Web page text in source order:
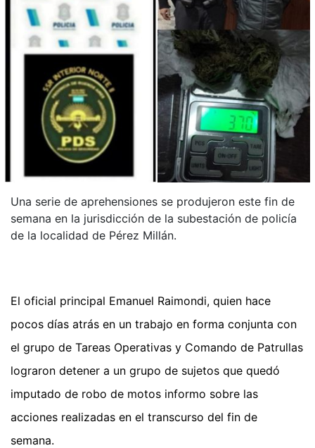
Una serie de aprehensiones se produjeron este fin de
semana en la jurisdicción de la subestación de policía
de la localidad de Pérez Millán.
El oficial principal Emanuel Raimondi, quien hace
pocos días atrás en un trabajo en forma conjunta con
el grupo de Tareas Operativas y Comando de Patrullas
lograron detener a un grupo de sujetos que quedó
imputado de robo de motos informo sobre las
acciones realizadas en el transcurso del fin de
semana.